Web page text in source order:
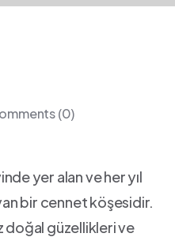
(0)
⁢yer alan ve her yıl‌
bir cennet ‍köşesidir.
doğal ‍güzellikleri ve